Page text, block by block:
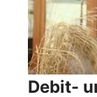
Debit-